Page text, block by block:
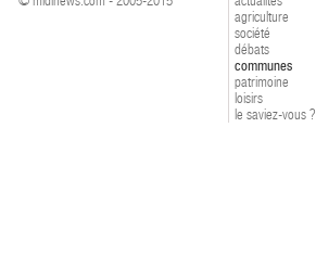
agriculture
société
débats
communes
patrimoine
loisirs
le saviez-vous ?